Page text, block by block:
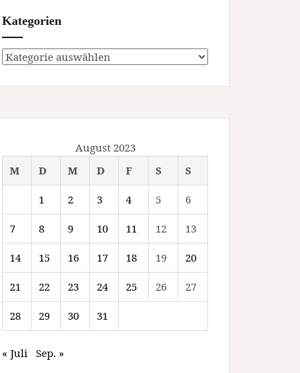
Kategorien
Kategorien
August 2023
M
D M D F S S
1 2 3 4 5 6
7 8 9 10 11 12 13
14 15 16 17 18 19 20
21 22 23 24 25 26 27
28 29 30 31
« Juli Sep. »